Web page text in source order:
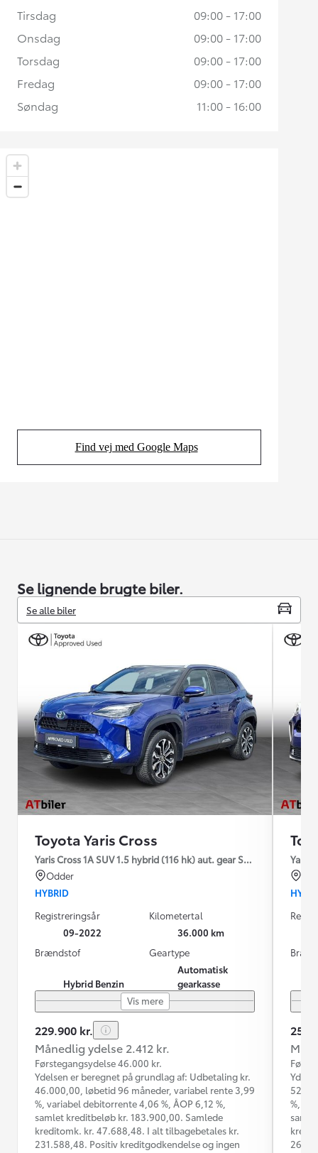
Find vej med Google Maps
(Opens in new tab)
Tirsdag
09:00 - 17:00
Onsdag
09:00 - 17:00
Torsdag
09:00 - 17:00
Fredag
09:00 - 17:00
Søndag
11:00 - 16:00
Se lignende brugte biler.
Se alle biler
Toyota Yaris Cross
Yaris Cross 1A SUV 1.5 hybrid (116 hk) aut. gear Style
Odder
HYBRID
Registreringsår
09-2022
Kilometertal
36.000 km
Brændstof
Hybrid Benzin
Geartype
Automatisk
gearkasse
Vis mere
229.900 kr.
Månedlig ydelse 2.412 kr.
Førstegangsydelse 46.000 kr.
Ydelsen er beregnet på grundlag af: Udbetaling kr.
46.000,00, løbetid 96 måneder, variabel rente 3,99
%, variabel debitorrente 4,06 %, ÅOP 6,12 %,
samlet kreditbeløb kr. 183.900,00. Samlede
kreditomk. kr. 47.688,48. I alt tilbagebetales kr.
231.588,48. Positiv kreditgodkendelse og ingen
Yaris
%,